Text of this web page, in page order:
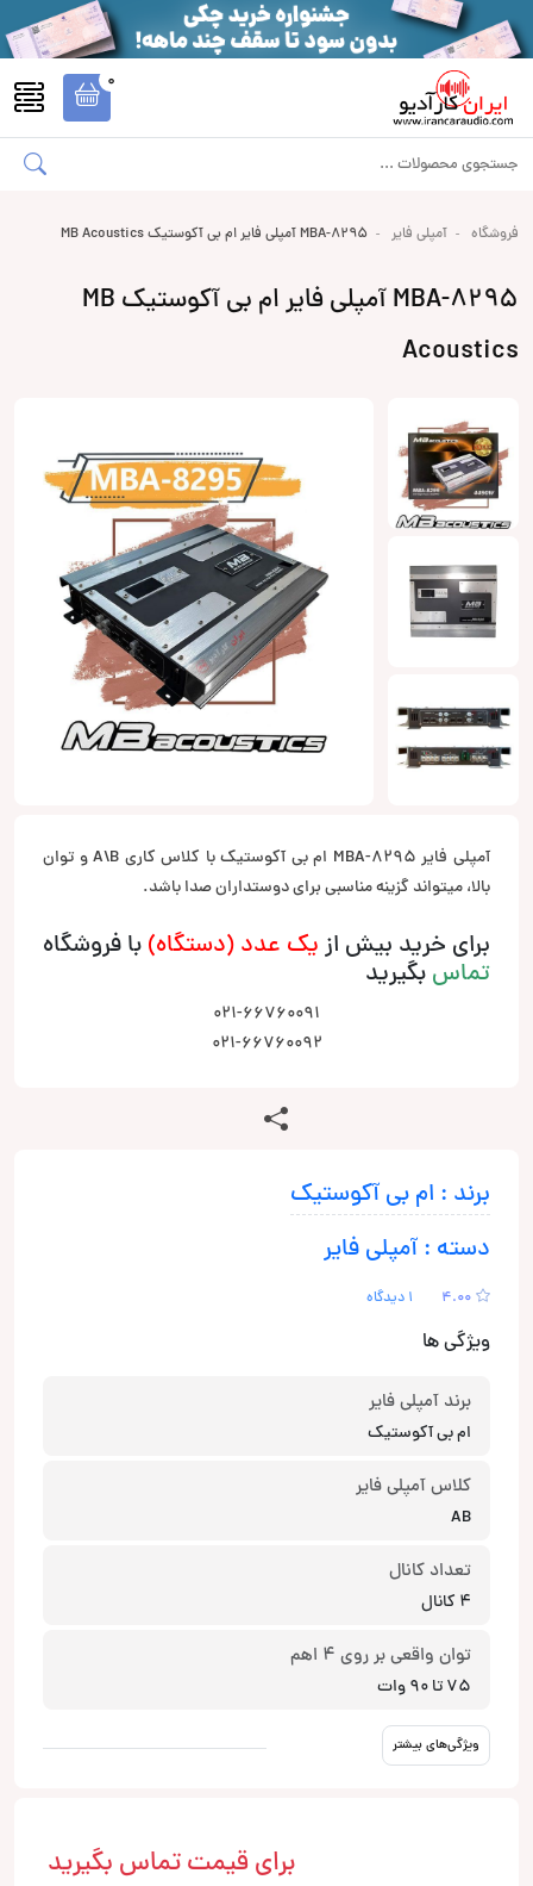
0
فروشگاه آمپلی فایر MBA-8295 آمپلی فایر ام بی آکوستیک MB Acoustics
MBA-8295 آمپلی فایر ام بی آکوستیک MB
Acoustics
آمپلی فایر MBA-8295 ام بی آکوستیک با کلاس کاری A\B و توان
بالا، میتواند گزینه مناسبی برای دوستداران صدا باشد.
برای خرید بیش ازیک عدد (دستگاه)با فروشگاه
تماسبگیرید
021-66760091
021-66760092
برند : ام بی آکوستیک
دسته : آمپلی فایر
4.00 1 دیدگاه
ویژگی ها
برند آمپلی فایر
ام بی آکوستیک
کلاس آمپلی فایر
AB
تعداد کانال
4 کانال
توان واقعی بر روی 4 اهم
75 تا 90 وات
ویژگی‌های بیشتر
برای قیمت تماس بگیرید